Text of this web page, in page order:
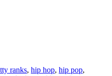
ranks, hip hop, hip pop,